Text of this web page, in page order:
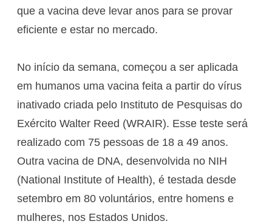
que a vacina deve levar anos para se provar
eficiente e estar no mercado.
No início da semana, começou a ser aplicada
em humanos uma vacina feita a partir do vírus
inativado criada pelo Instituto de Pesquisas do
Exército Walter Reed (WRAIR). Esse teste será
realizado com 75 pessoas de 18 a 49 anos.
Outra vacina de DNA, desenvolvida no NIH
(National Institute of Health), é testada desde
setembro em 80 voluntários, entre homens e
mulheres, nos Estados Unidos.